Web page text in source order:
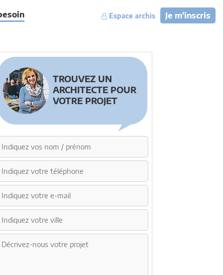
Je m'inscris
Espace archis
TROUVEZ UN
ARCHITECTE POUR
VOTRE PROJET